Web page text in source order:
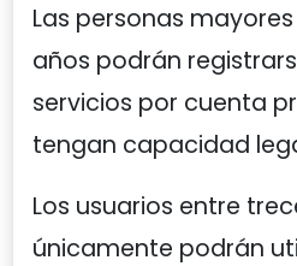
Las personas
años podrán
servicios por cuenta
tengan capacidad
Los usuarios entre
únicamente podrán